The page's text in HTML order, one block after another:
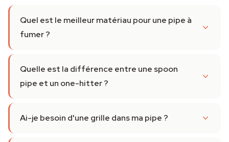
Quel est le meilleur matériau pour une pipe à
fumer ?
Quelle est la différence entre une spoon
pipe et un one-hitter ?
Ai-je besoin d'une grille dans ma pipe ?